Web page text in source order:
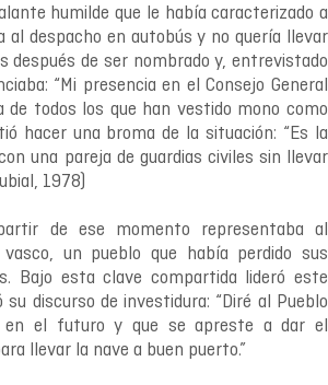
humilde que le había caracterizado a
al despacho en autobús y no quería llevar
después de ser nombrado y, entrevistado
“Mi presencia en el Consejo General
de todos los que han vestido mono como
hacer una broma de la situación: “Es la
una pareja de guardias civiles sin llevar
1978)
de ese momento representaba al
un pueblo que había perdido sus
Bajo esta clave compartida lideró este
su discurso de investidura: “Diré al Pueblo
en el futuro y que se apreste a dar el
llevar la nave a buen puerto.”